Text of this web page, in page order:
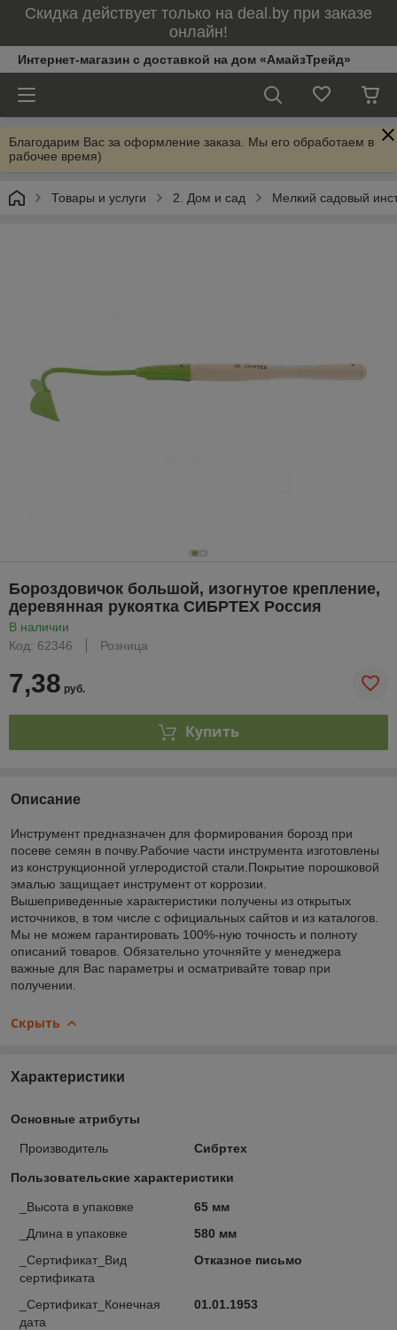
Скидка действует только на deal.by при заказе
онлайн!
Интернет-магазин с доставкой на дом «АмайзТрейд»
Благодарим Вас за оформление заказа. Мы его обработаем в
рабочее время)
Товары и услуги 2. Дом и сад Мелкий садовый
Бороздовичок большой, изогнутое крепление,
деревянная рукоятка СИБРТЕХ Россия
В наличии
Код: 62346
Розница
7,38 руб.
Купить
Описание
Инструмент предназначен для формирования борозд при
посеве семян в почву.Рабочие части инструмента изготовлены
из конструкционной углеродистой стали.Покрытие порошковой
эмалью защищает инструмент от коррозии.
Вышеприведенные характеристики получены из открытых
источников, в том числе с официальных сайтов и из каталогов.
Мы не можем гарантировать 100%-ную точность и полноту
описаний товаров. Обязательно уточняйте у менеджера
важные для Вас параметры и осматривайте товар при
получении.
Скрыть
Характеристики
Основные атрибуты
Производитель Сибртех
Пользовательские характеристики
_Высота в упаковке
65 мм
_Длина в упаковке
580 мм
_Сертификат_Вид
сертификата
Отказное письмо
_Сертификат_Конечная
дата
01.01.1953